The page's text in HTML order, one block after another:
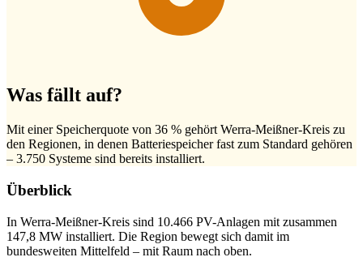
Was fällt auf?
Mit einer Speicherquote von 36 % gehört Werra-Meißner-Kreis zu
den Regionen, in denen Batteriespeicher fast zum Standard gehören
– 3.750 Systeme sind bereits installiert.
Überblick
In Werra-Meißner-Kreis sind 10.466 PV-Anlagen mit zusammen
147,8 MW installiert. Die Region bewegt sich damit im
bundesweiten Mittelfeld – mit Raum nach oben.